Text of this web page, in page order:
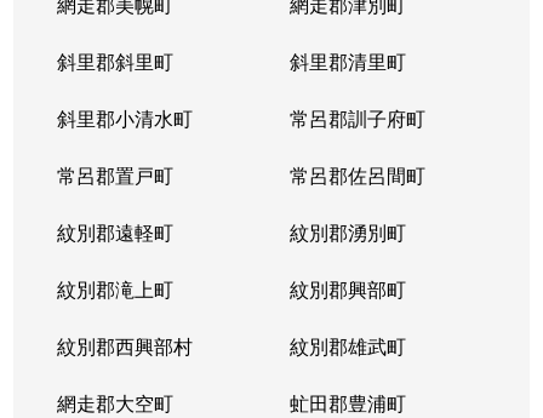
斜里郡斜里町 斜里郡清里町
斜里郡小清水町 常呂郡訓子府町
常呂郡置戸町 常呂郡佐呂間町
紋別郡遠軽町 紋別郡湧別町
紋別郡滝上町 紋別郡興部町
紋別郡西興部村 紋別郡雄武町
網走郡大空町 虻田郡豊浦町